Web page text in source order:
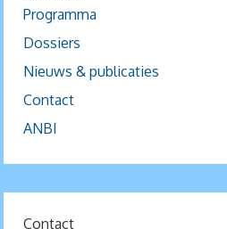
Programma
Dossiers
Nieuws & publicaties
Contact
ANBI
Contact